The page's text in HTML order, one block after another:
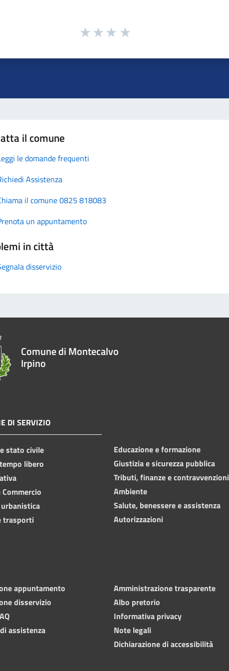
il comune
le domande frequenti
Assistenza
il comune 0825 818083
un appuntamento
in città
disservizio
Comune di Montecalvo
Irpino
DI SERVIZIO
stato civile
libero
trasporti
Educazione e formazione
Giustizia e sicurezza pubblica
Tributi, finanze e contravvenzioni
Ambiente
Salute, benessere e assistenza
Autorizzazioni
appuntamento
disservizio
assistenza
Amministrazione trasparente
Albo pretorio
Informativa privacy
Note legali
Dichiarazione di accessibilità